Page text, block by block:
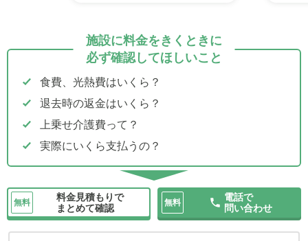
施設に料金をきくときに
必ず確認してほしいこと
食費、光熱費はいくら？
退去時の返金はいくら？
上乗せ介護費って？
実際にいくら支払うの？
無料
料金見積もりで
まとめて確認
無料
電話で
問い合わせ